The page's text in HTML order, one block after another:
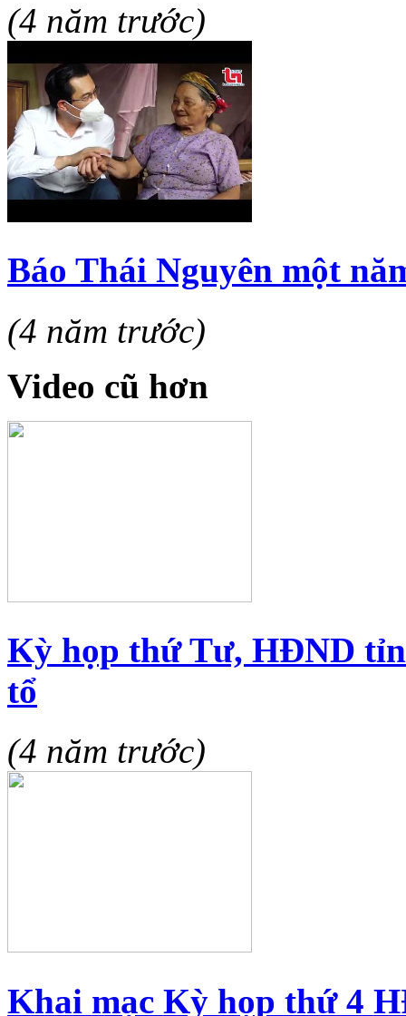
(4 năm trước)
Báo Thái Nguyên một
(4 năm trước)
Video cũ hơn
Kỳ họp thứ Tư, HĐND
tổ
(4 năm trước)
Khai mạc Kỳ họp thứ 4